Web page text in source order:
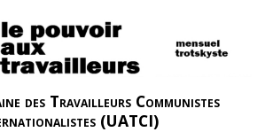
des Travailleurs Communistes
(UATCI)